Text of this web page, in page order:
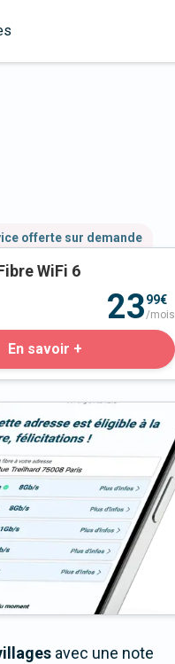
offerte sur demande
WiFi 6
2399€
/mois
En savoir +
avec une note